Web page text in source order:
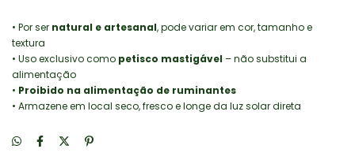
• Por ser natural e artesanal, pode variar em cor, tamanho e
textura
• Uso exclusivo como petisco mastigável – não substitui a
alimentação
• Proibido na alimentação de ruminantes
• Armazene em local seco, fresco e longe da luz solar direta